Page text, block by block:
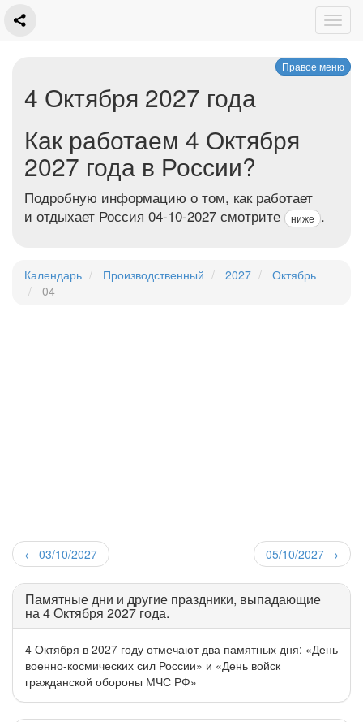
Правое меню
4 Октября 2027 года
Как работаем 4 Октября
2027 года в России?
Подробную информацию о том, как работает
и отдыхает Россия 04-10-2027 смотрите
ниже .
Календарь Производственный 2027
Октябрь
04
← 03/10/2027 05/10/2027 →
Памятные дни и другие праздники, выпадающие
на 4 Октября 2027 года.
4 Октября в 2027 году отмечают два памятных дня: «День
военно-космических сил России» и «День войск
гражданской обороны МЧС РФ»